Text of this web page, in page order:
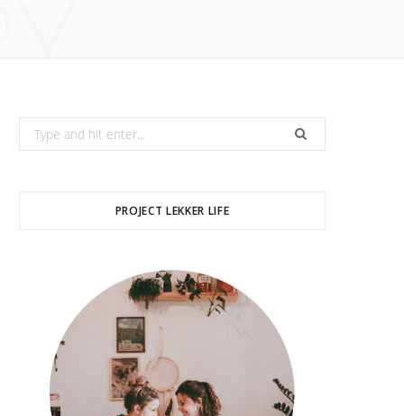
Search
for:
PROJECT LEKKER LIFE